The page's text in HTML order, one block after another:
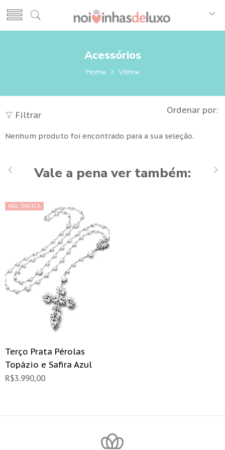
Acessórios
Home Vitrine
Filtrar Ordenar por:
Nenhum produto foi encontrado para a sua seleção.
Vale a pena ver também:
NDL INDICA
Terço Prata Pérolas
Topázio e Safira Azul
R$3.990,00